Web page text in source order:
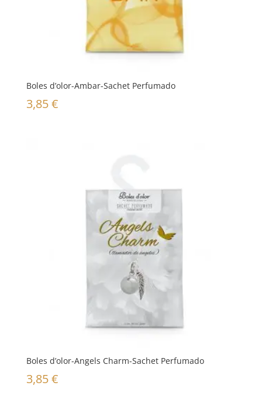
Boles d’olor-Ambar-Sachet Perfumado
3,85€
Boles d’olor-Angels Charm-Sachet Perfumado
3,85€